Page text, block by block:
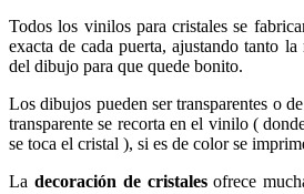
Todos los vinilos para cristales se
exacta de cada puerta, ajustando tanto
del dibujo para que quede bonito.
Los dibujos pueden ser transparentes o
transparente se recorta en el vinilo (
se toca el cristal ), si es de color se
La decoración de cristalesofrece